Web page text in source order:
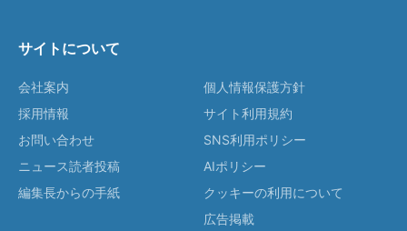
サイトについて
会社案内
採用情報
お問い合わせ
ニュース読者投稿
編集長からの手紙
個人情報保護方針
サイト利用規約
SNS利用ポリシー
AIポリシー
クッキーの利用について
広告掲載